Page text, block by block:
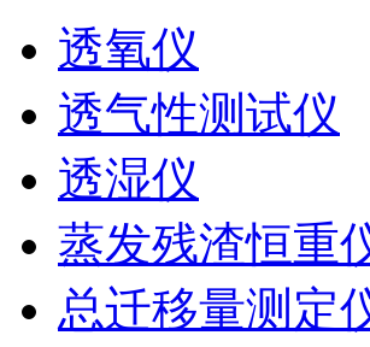
透氧仪
透气性测试仪
透湿仪
蒸发残渣恒重
总迁移量测定